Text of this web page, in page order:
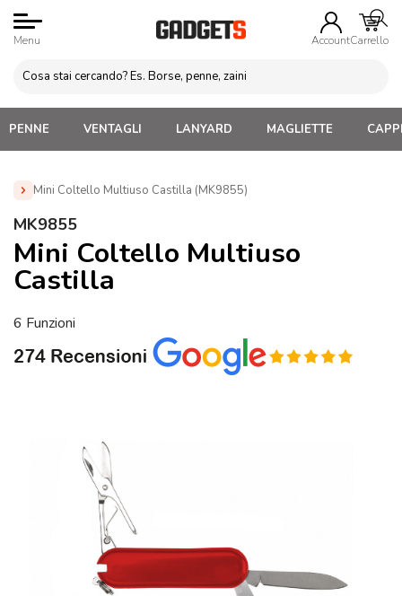
Menu AccountCarrello
PENNE VENTAGLI LANYARD MAGLIETTE
Mini Coltello Multiuso Castilla (MK9855)
Home »
(MK9855)
MK9855
Mini Coltello Multiuso
Castilla
6 Funzioni